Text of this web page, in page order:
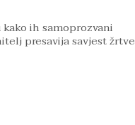
ih samoprozvani
presavija savjest žrtve